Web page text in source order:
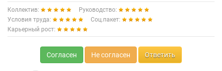
Коллектив:
Руководство:
Условия труда:
Соц.пакет:
Карьерный рост:
Согласен Не согласен Ответить